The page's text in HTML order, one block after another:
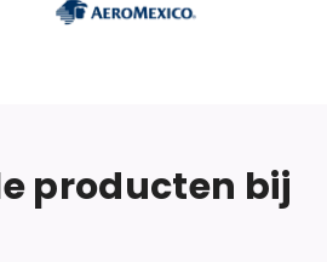
producten bij